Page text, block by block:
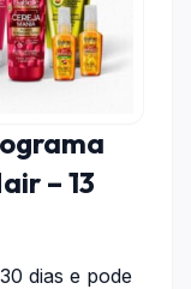
– 13
dias e pode